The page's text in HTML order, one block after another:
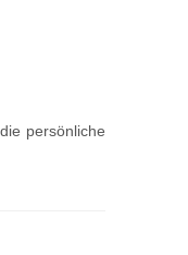
persönliche